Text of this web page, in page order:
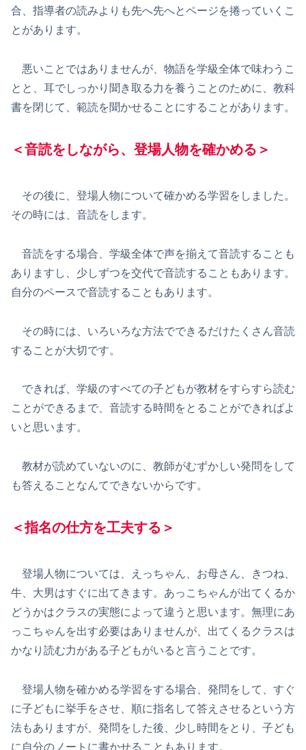
合、指導者の読みよりも先へ先へとページを捲っていくこ
とがあります。
悪いことではありませんが、物語を学級全体で味わうこ
とと、耳でしっかり聞き取る力を養うことのために、教科
書を閉じて、範読を聞かせることにすることがあります。
＜音読をしながら、登場人物を確かめる＞
その後に、登場人物について確かめる学習をしました。
その時には、音読をします。
音読をする場合、学級全体で声を揃えて音読することも
ありますし、少しずつを交代で音読することもあります。
自分のペースで音読することもあります。
その時には、いろいろな方法でできるだけたくさん音読
することが大切です。
できれば、学級のすべての子どもが教材をすらすら読む
ことができるまで、音読する時間をとることができればよ
いと思います。
教材が読めていないのに、教師がむずかしい発問をして
も答えることなんてできないからです。
＜指名の仕方を工夫する＞
登場人物については、えっちゃん、お母さん、きつね、
牛、大男はすぐに出てきます。あっこちゃんが出てくるか
どうかはクラスの実態によって違うと思います。無理にあ
っこちゃんを出す必要はありませんが、出てくるクラスは
かなり読む力がある子どもがいると言うことです。
登場人物を確かめる学習をする場合、発問をして、すぐ
に子どもに挙手をさせ、順に指名して答えさせるという方
法もありますが、発問をした後、少し時間をとり、子ども
に自分のノートに書かせることもあります。